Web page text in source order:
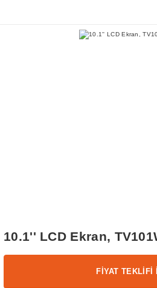
10.1'' LCD Ekran,
FİYAT TEKLİFİ